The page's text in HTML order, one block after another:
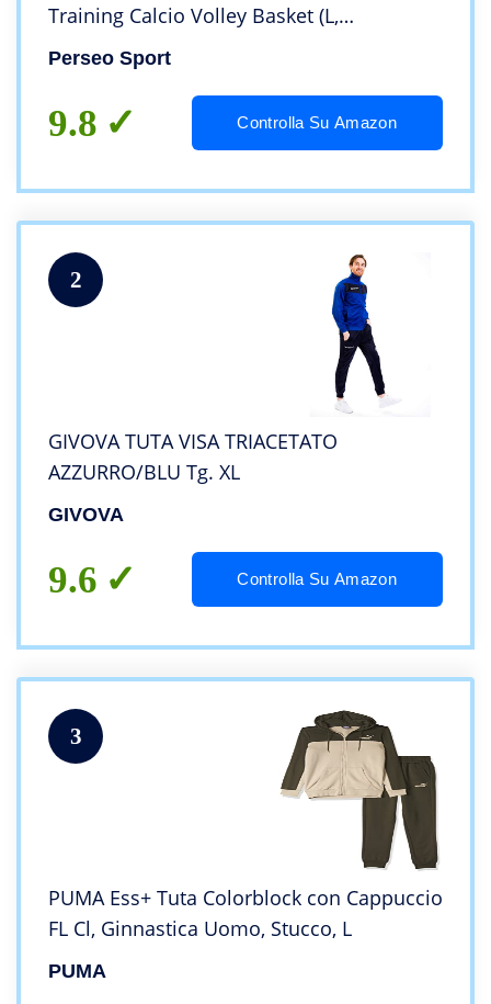
Training Calcio Volley Basket (L,
Nero/Verde Fluo)
Perseo Sport
9.8 Controlla Su Amazon
2
GIVOVA TUTA VISA TRIACETATO
AZZURRO/BLU Tg. XL
GIVOVA
9.6 Controlla Su Amazon
3
PUMA Ess+ Tuta Colorblock con Cappuccio
FL Cl, Ginnastica Uomo, Stucco, L
PUMA